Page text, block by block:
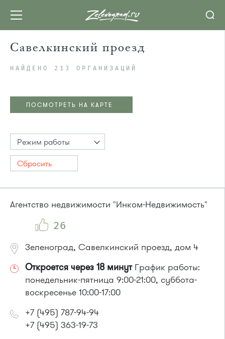
Савелкинский проезд
НАЙДЕНО 213 ОРГАНИЗАЦИЙ
ПОСМОТРЕТЬ НА КАРТЕ
Режим работы
Сбросить
Агентство недвижимости "Инком-Недвижимость"
26
Зеленоград, Савелкинский проезд, дом 4
Откроется через 18 минутГрафик работы:
понедельник-пятница 9:00-21:00, суббота-
воскресенье 10:00-17:00
+7 (495) 787-94-94
+7 (495) 363-19-73